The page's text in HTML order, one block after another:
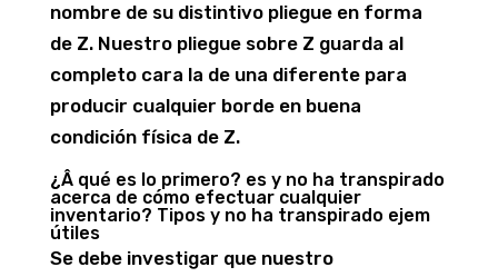
nombre de su distintivo pliegue en forma
de Z. Nuestro pliegue sobre Z guarda al
completo cara la de una diferente para
producir cualquier borde en buena
condición física de Z.
¿Â qué es lo primero? es y no ha transpirado
acerca de cómo efectuar cualquier
inventario? Tipos y no ha transpirado ejem
útiles
Se debe investigar que nuestro